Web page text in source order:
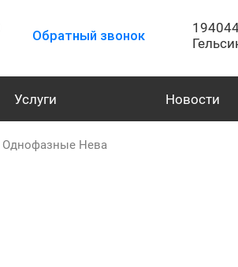
Обратный звонок
Услуги Новости
Однофазные Нева